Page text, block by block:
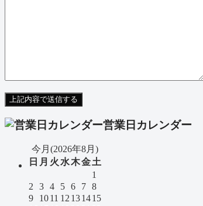
営業日カレンダー
今月(2026年8月)
日 月 火 水木金土
1
2
3 4 5 6 7 8
9
1011 12 131415